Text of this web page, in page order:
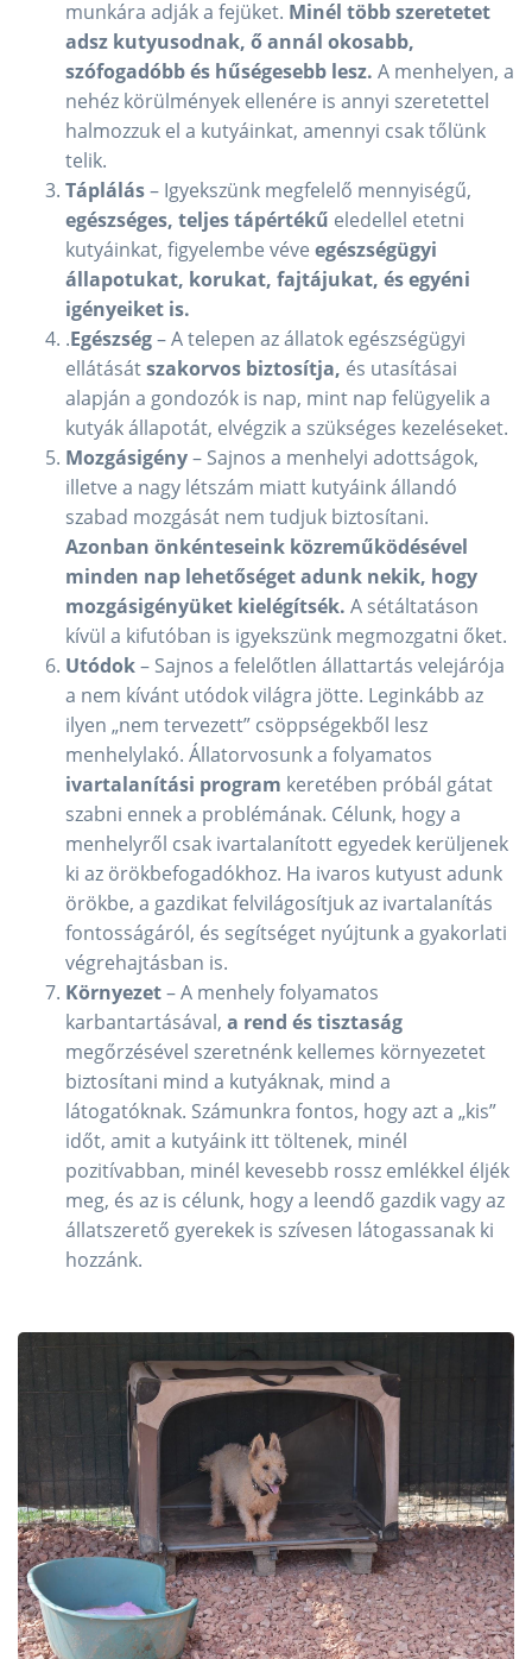
munkára adják a fejüket. Minél több szeretetet
adsz kutyusodnak, ő annál okosabb,
szófogadóbb és hűségesebb lesz. A menhelyen, a
nehéz körülmények ellenére is annyi szeretettel
halmozzuk el a kutyáinkat, amennyi csak tőlünk
telik.
Táplálás– Igyekszünk megfelelő mennyiségű,
egészséges, teljes tápértékű eledellel etetni
kutyáinkat, figyelembe véve egészségügyi
állapotukat, korukat, fajtájukat, és egyéni
igényeiket is.
.Egészség– A telepen az állatok egészségügyi
ellátásátszakorvos biztosítja, és utasításai
alapján a gondozók is nap, mint nap felügyelik a
kutyák állapotát, elvégzik a szükséges kezeléseket.
Mozgásigény– Sajnos a menhelyi adottságok,
illetve a nagy létszám miatt kutyáink állandó
szabad mozgását nem tudjuk biztosítani.
Azonban önkénteseink közreműködésével
minden nap lehetőséget adunk nekik, hogy
mozgásigényüket kielégítsék. A sétáltatáson
kívül a kifutóban is igyekszünk megmozgatni őket.
Utódok– Sajnos a felelőtlen állattartás velejárója
a nem kívánt utódok világra jötte. Leginkább az
ilyen „nem tervezett” csöppségekből lesz
menhelylakó. Állatorvosunk a folyamatos
ivartalanítási program keretében próbál gátat
szabni ennek a problémának. Célunk, hogy a
menhelyről csak ivartalanított egyedek kerüljenek
ki az örökbefogadókhoz. Ha ivaros kutyust adunk
örökbe, a gazdikat felvilágosítjuk az ivartalanítás
fontosságáról, és segítséget nyújtunk a gyakorlati
végrehajtásban is.
Környezet– A menhely folyamatos
karbantartásával, a rend és tisztaság
megőrzésével szeretnénk kellemes környezetet
biztosítani mind a kutyáknak, mind a
látogatóknak. Számunkra fontos, hogy azt a „kis”
időt, amit a kutyáink itt töltenek, minél
pozitívabban, minél kevesebb rossz emlékkel éljék
meg, és az is célunk, hogy a leendő gazdik vagy az
állatszerető gyerekek is szívesen látogassanak ki
hozzánk.